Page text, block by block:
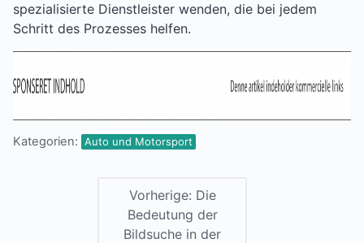
spezialisierte Dienstleister wenden, die bei jedem
Schritt des Prozesses helfen.
Kategorien: Auto und Motorsport
Vorherige: Die
Bedeutung der
Bildsuche in der